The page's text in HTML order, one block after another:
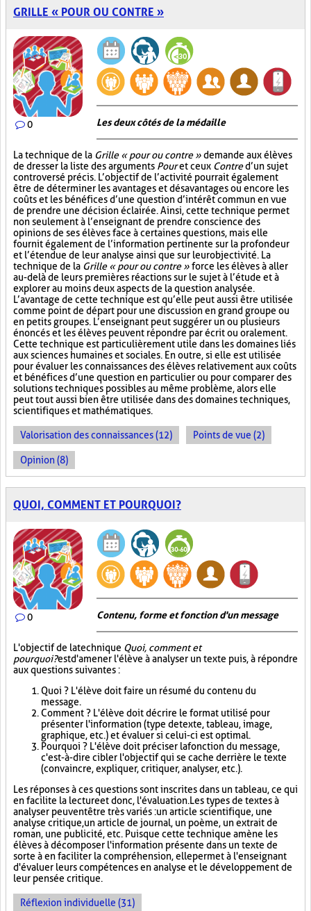
GRILLE « POUR OU CONTRE »
0 Les deux côtés de la médaille
La technique de la Grille « pour ou contre »demande aux élèves
de dresser la liste des arguments Pouret ceux Contred’un sujet
controversé précis. L’objectif de l’activité pourrait également
être de déterminer les avantages et désavantages ou encore les
coûts et les bénéfices d’une question d’intérêt commun en vue
de prendre une décision éclairée. Ainsi, cette technique permet
non seulement à l’enseignant de prendre conscience des
opinions de ses élèves face à certaines questions, mais elle
fournit également de l’information pertinente sur la profondeur
et l’étendue de leur analyse ainsi que sur leur objectivité. La
technique de la Grille « pour ou contre »force les élèves à aller
au-delà de leurs premières réactions sur le sujet à l’étude et à
explorer au moins deux aspects de la question analysée.
L’avantage de cette technique est qu’elle peut aussi être utilisée
comme point de départ pour une discussion en grand groupe ou
en petits groupes. L’enseignant peut suggérer un ou plusieurs
énoncés et les élèves peuvent répondre par écrit ou oralement.
Cette technique est particulièrement utile dans les domaines liés
aux sciences humaines et sociales. En outre, si elle est utilisée
pour évaluer les connaissances des élèves relativement aux coûts
et bénéfices d’une question en particulier ou pour comparer des
solutions techniques possibles au même problème, alors elle
peut tout aussi bien être utilisée dans des domaines techniques,
scientifiques et mathématiques.
Valorisation des connaissances (12) Points de vue (2)
Opinion (8)
QUOI, COMMENT ET POURQUOI?
0 Contenu, forme et fonction d'un message
L'objectif de la technique Quoi, comment et
pourquoi?est d'amener l'élève à analyser un texte puis, à répondre
aux questions suivantes :
Quoi ? L'élève doit faire un résumé du contenu du
message.
Comment ? L'élève doit décrire le format utilisé pour
présenter l'information (type de texte, tableau, image,
graphique, etc.) et évaluer si celui-ci est optimal.
Pourquoi ? L'élève doit préciser la fonction du message,
c'est-à-dire cibler l'objectif qui se cache derrière le texte
(convaincre, expliquer, critiquer, analyser, etc.).
Les réponses à ces questions sont inscrites dans un tableau, ce qui
en facilite la lecture et donc, l'évaluation. Les types de textes à
analyser peuvent être très variés : un article scientifique, une
analyse critique, un article de journal, un poème, un extrait de
roman, une publicité, etc. Puisque cette technique amène les
élèves à décomposer l'information présente dans un texte de
sorte à en faciliter la compréhension, elle permet à l'enseignant
d'évaluer leurs compétences en analyse et le développement de
leur pensée critique.
Réflexion individuelle (31)